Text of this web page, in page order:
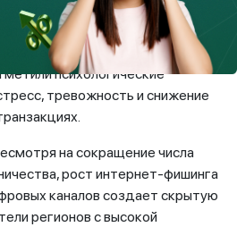
остаются значительными:
средств без возможности
добились компенсации или
психологические
тревожность и снижение
на сокращение числа
рост интернет-фишинга
каналов создает скрытую
регионов с высокой